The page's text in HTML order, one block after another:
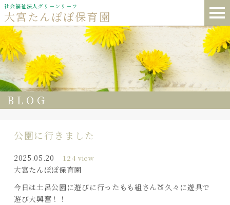
社会福祉法人グリーンリーフ
大宮たんぽぽ保育園
BLOG
公園に行きました
2025.05.20 124 view
大宮たんぽぽ保育園
今日は土呂公園に遊びに行ったもも組さん🍑久々に遊具で
遊び大興奮！！